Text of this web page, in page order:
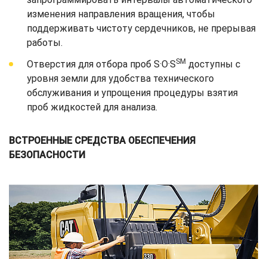
изменения направления вращения, чтобы
поддерживать чистоту сердечников, не прерывая
работы.
Отверстия для отбора проб S·O·SSM доступны с
уровня земли для удобства технического
обслуживания и упрощения процедуры взятия
проб жидкостей для анализа.
ВСТРОЕННЫЕ СРЕДСТВА ОБЕСПЕЧЕНИЯ
БЕЗОПАСНОСТИ